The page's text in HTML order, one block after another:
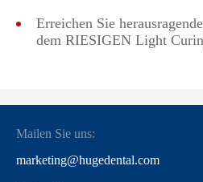
Erreichen Sie
dem RIESIGEN Light
Mailen Sie uns:
marketing@hugedental.com